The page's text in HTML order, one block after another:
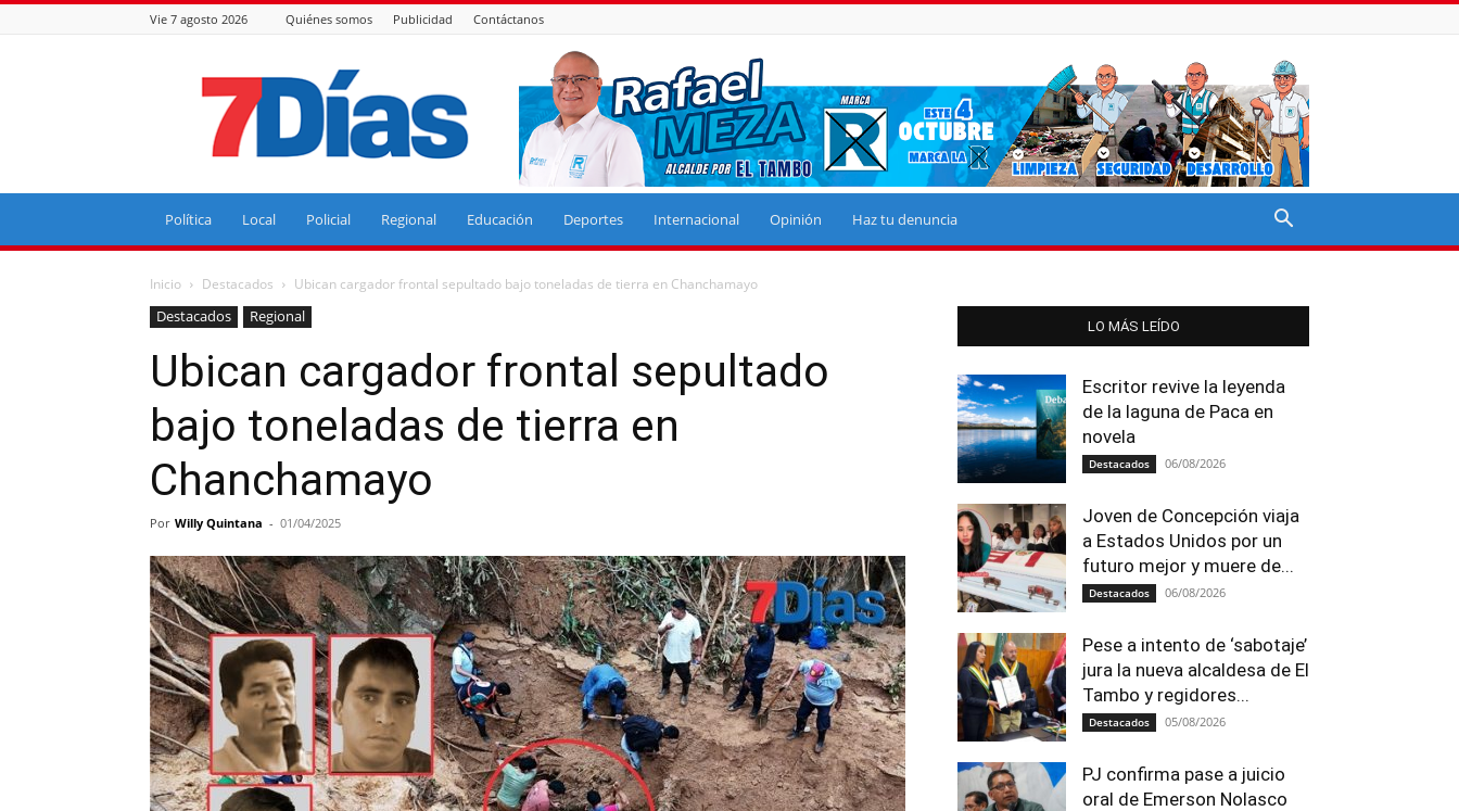
Vie 7 agosto 2026 Quiénes somos Publicidad Contáctanos
7
Días
Política Local Policial Regional Educación Deportes Internacional Opinión Haz tu denuncia
Inicio Destacados Ubican cargador frontal sepultado bajo toneladas de tierra en Chanchamayo
Destacados Regional
Ubican cargador frontal sepultado
bajo toneladas de tierra en
Chanchamayo
Por Willy Quintana - 01/04/2025
LO MÁS LEÍDO
Escritor revive la leyenda
de la laguna de Paca en
novela
Destacados 06/08/2026
Joven de Concepción viaja
a Estados Unidos por un
futuro mejor y muere de...
Destacados 06/08/2026
Pese a intento de ‘sabotaje’
jura la nueva alcaldesa de El
Tambo y regidores...
Destacados 05/08/2026
PJ confirma pase a juicio
oral de Emerson Nolasco